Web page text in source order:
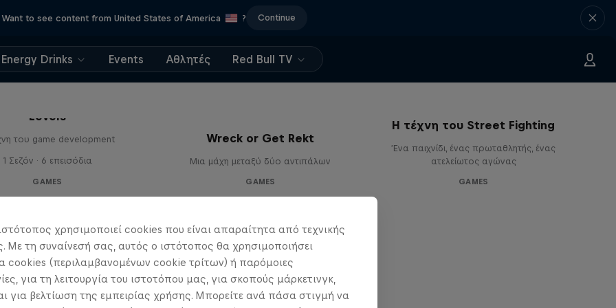
Want to see content from United States of America ? Continue
Energy Drinks Events Αθλητές Red Bull TV
Levels
του game development
1 Σεζόν · 6 επεισόδια
GAMES
Wreck or Get Rekt
Μια μάχη μεταξύ δύο αντιπάλων
GAMES
Η τέχνη του Street Fighting
Ένα παιχνίδι, ένας πρωταθλητής, ένας
ατελείωτος αγώνας
GAMES
χρησιμοποιεί cookies που είναι απαραίτητα από τεχνικής
Με τη συναίνεσή σας, αυτός ο ιστότοπος θα χρησιμοποιήσει
cookies (περιλαμβανομένων cookie τρίτων) ή παρόμοιες
για τη λειτουργία του ιστοτόπου μας, για σκοπούς μάρκετινγκ,
για βελτίωση της εμπειρίας χρήσης. Μπορείτε ανά πάσα στιγμή να